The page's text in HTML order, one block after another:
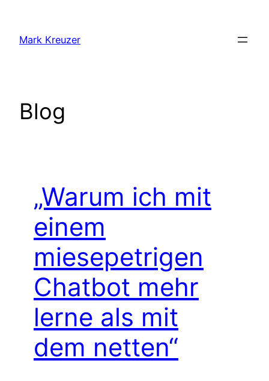
springen
Mark Kreuzer
Blog
„Warum ich mit
einem
miesepetrigen
Chatbot mehr
lerne als mit
dem netten“